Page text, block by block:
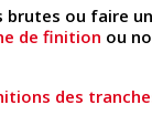
brutes ou faire
de finition ou
des